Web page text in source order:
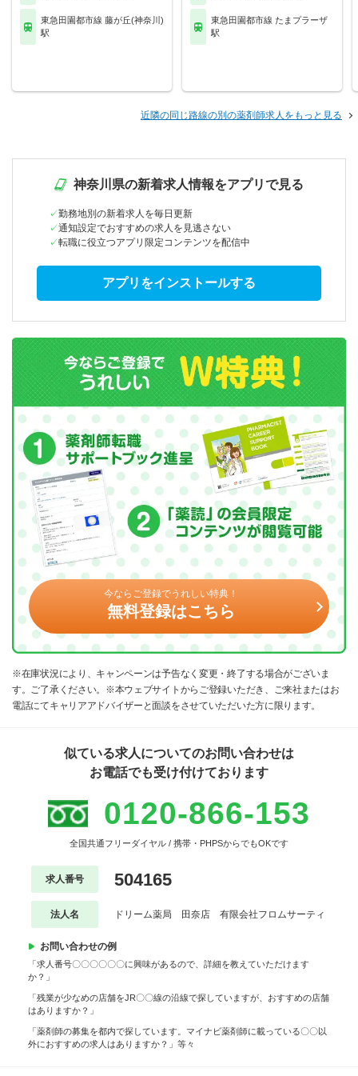
東急田園都市線 藤が丘(神奈川)
駅
東急田園都市線 たまプラーザ
駅
近隣の同じ路線の別の薬剤師求人をもっと見る
神奈川県の新着求人情報をアプリで見る
勤務地別の新着求人を毎日更新
通知設定でおすすめの求人を見逃さない
転職に役立つアプリ限定コンテンツを配信中
アプリをインストールする
今ならご登録でうれしい特典！
無料登録はこちら
※在庫状況により、キャンペーンは予告なく変更・終了する場合がございま
す。ご了承ください。※本ウェブサイトからご登録いただき、ご来社またはお
電話にてキャリアアドバイザーと面談をさせていただいた方に限ります。
似ている求人についてのお問い合わせは
お電話でも受け付けております
0120-866-153
全国共通フリーダイヤル / 携帯・PHPSからでもOKです
求人番号 504165
法人名 ドリーム薬局 田奈店 有限会社フロムサーティ
お問い合わせの例
「求人番号〇〇〇〇〇〇に興味があるので、詳細を教えていただけます
か？」
「残業が少なめの店舗をJR〇〇線の沿線で探していますが、おすすめの店舗
はありますか？」
「薬剤師の募集を都内で探しています。マイナビ薬剤師に載っている〇〇以
外におすすめの求人はありますか？」等々